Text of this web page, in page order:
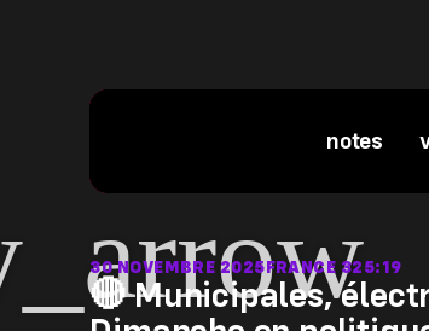
notes
30 NOVEMBRE 2025FRANCE 325:19
🔴 Municipales,